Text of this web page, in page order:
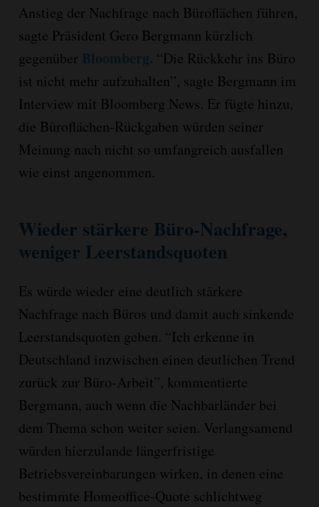
Anstieg der Nachfrage nach Büroflächen führen,
sagte Präsident Gero Bergmann kürzlich
gegenüber Bloomberg. “Die Rückkehr ins Büro
ist nicht mehr aufzuhalten”, sagte Bergmann im
Interview mit Bloomberg News. Er fügte hinzu,
die Büroflächen-Rückgaben würden seiner
Meinung nach nicht so umfangreich ausfallen
wie einst angenommen.
Wieder stärkere Büro-Nachfrage,
weniger Leerstandsquoten
Es würde wieder eine deutlich stärkere
Nachfrage nach Büros und damit auch sinkende
Leerstandsquoten geben. “Ich erkenne in
Deutschland inzwischen einen deutlichen Trend
zurück zur Büro-Arbeit”, kommentierte
Bergmann, auch wenn die Nachbarländer bei
dem Thema schon weiter seien. Verlangsamend
würden hierzulande längerfristige
Betriebsvereinbarungen wirken, in denen eine
bestimmte Homeoffice-Quote schlichtweg